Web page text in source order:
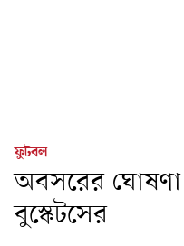
ফুটবল
অবসরের
বুস্কেটসের